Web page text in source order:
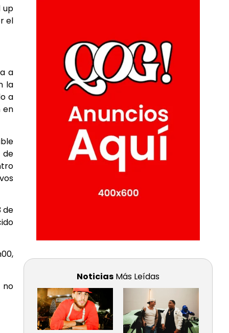
up
el
a
la
a
en
de
de
no
Noticias Más Leídas